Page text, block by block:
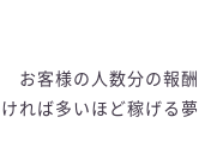
お客様の人数分の報酬
れば多いほど稼げる夢